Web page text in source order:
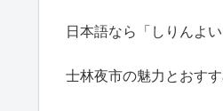
日本語なら「しりんよ
士林夜市の魅力とおす